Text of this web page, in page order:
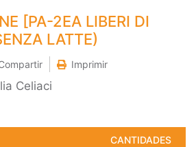
[PA-2EA LIBERI DI
LATTE)
Imprimir
Celiaci
CANTIDADES